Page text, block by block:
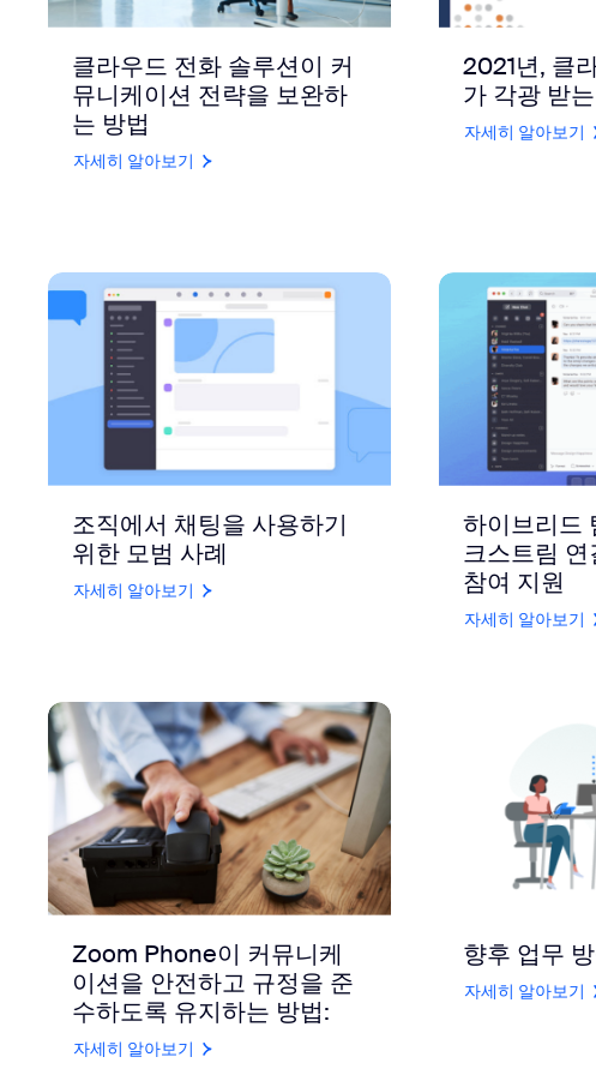
클라우드 전화 솔루션이 커
뮤니케이션 전략을 보완하
는 방법
자세히 알아보기
2021년, 클
가 각광 받
자세히 알아보기
조직에서 채팅을 사용하기
위한 모범 사례
자세히 알아보기
하이브리드
크스트림 연
참여 지원
자세히 알아보기
Zoom Phone이 커뮤니케
이션을 안전하고 규정을 준
수하도록 유지하는 방법:
자세히 알아보기
향후 업무
자세히 알아보기